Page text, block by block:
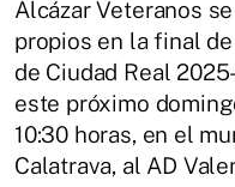
Alcázar Veteranos
propios en la final
de Ciudad Real
este próximo
10:30 horas, en el
Calatrava, al AD